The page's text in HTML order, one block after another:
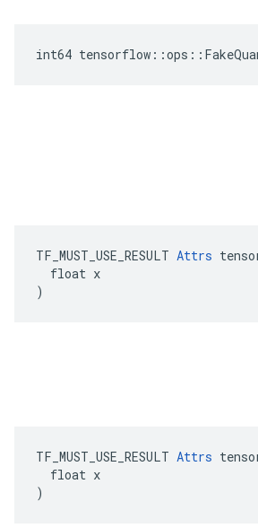
int64
TF_MUST_USE_RESULT Attrs
  float x
)
TF_MUST_USE_RESULT Attrs
  float x
)